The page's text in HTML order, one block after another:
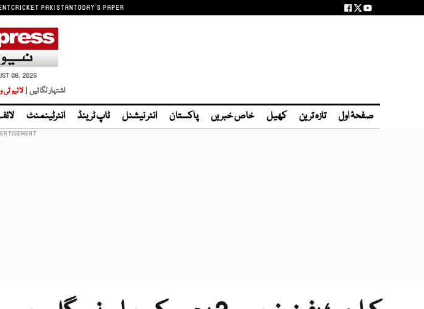
CRICKET PAKISTANTODAY'S PAPER
08, 2026
اشتہار لگائیں | لائیو
صفحۂ اول تازہ ترین کھیل خاص خبریں پاکستان انٹر نیشنل ٹاپ ٹرینڈ انٹرٹینمنٹ